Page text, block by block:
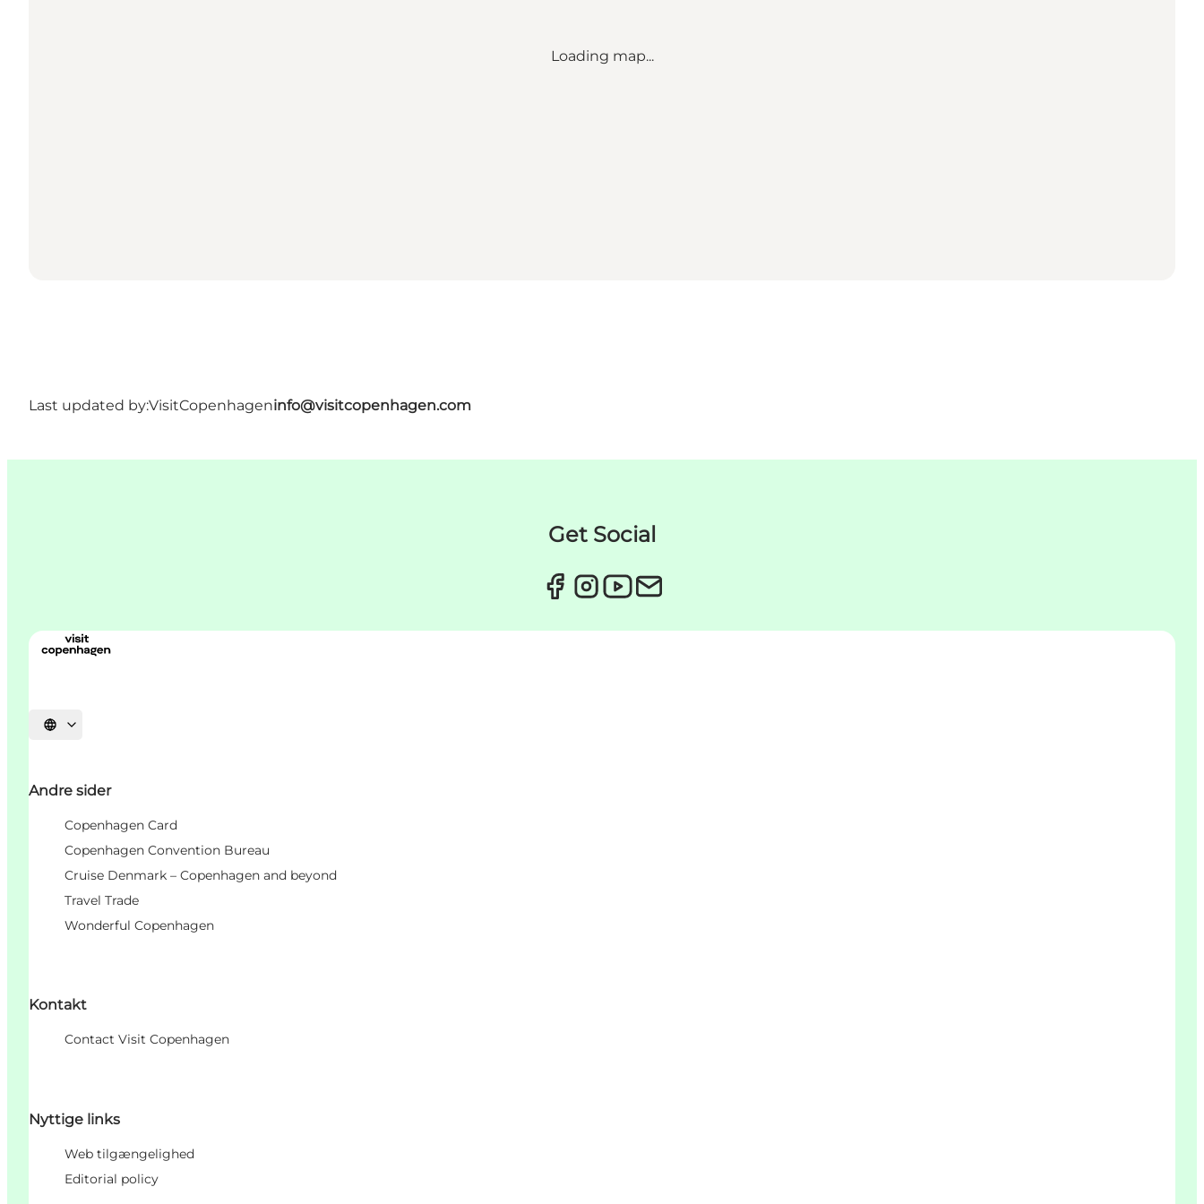
Loading map...
Last updated by:VisitCopenhageninfo@visitcopenhagen.com
Get Social
Select language
Andre sider
Copenhagen Card
Copenhagen Convention Bureau
Cruise Denmark – Copenhagen and beyond
Travel Trade
Wonderful Copenhagen
Kontakt
Contact Visit Copenhagen
Nyttige links
Web tilgængelighed
Editorial policy